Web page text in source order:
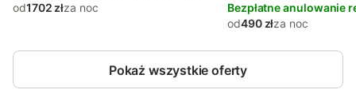
od1702 złza noc
Bezpłatne anulowanie
od490 złza noc
Pokaż wszystkie oferty